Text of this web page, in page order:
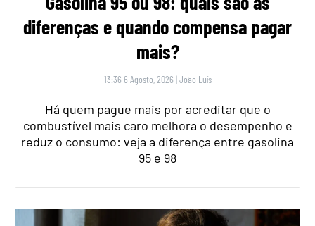
diferenças e quando compensa pagar
mais?
13:36 6 Agosto, 2026 |João Luís
Há quem pague mais por acreditar que o
combustível mais caro melhora o desempenho e
reduz o consumo: veja a diferença entre gasolina
95 e 98